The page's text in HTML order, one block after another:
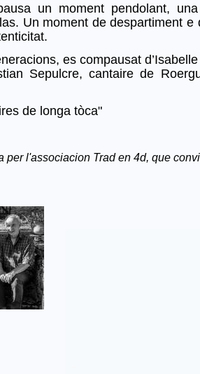
un moment pendolant,
Un moment de despartiment e
es compausat
Sepulcre, cantaire de
de longa tòca"
per l'associacion Trad en 4d, que